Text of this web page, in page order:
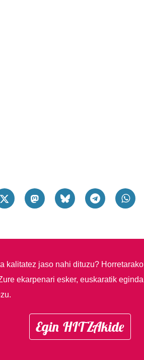
kalitatez jaso nahi dituzu?
ekarpenari esker, euskaratik
Egin HITZAkide